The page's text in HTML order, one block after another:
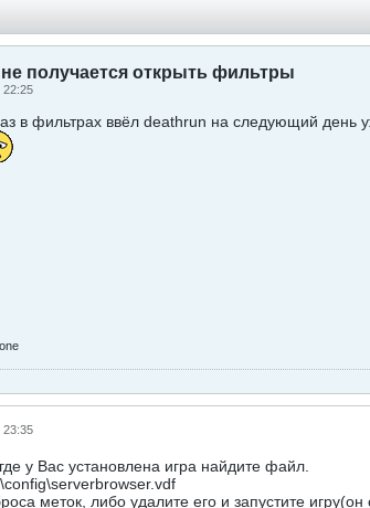
получается открыть фильтры
22:25
в фильтрах ввёл deathrun на следующий день
23:35
у Вас установлена игра найдите файл.
меток, либо удалите его и запустите